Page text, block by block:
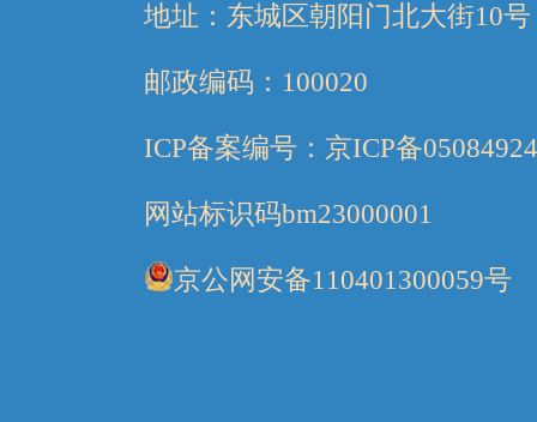
地址：东城区朝阳门北大街10号
邮政编码：100020
ICP备案编号：京ICP备
网站标识码bm23000001
京公网安备110401300059号